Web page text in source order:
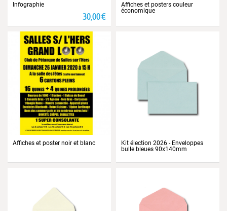
Infographie
Prix
30,00 €
Affiches et posters couleur
économique
Affiches et poster noir et blanc
Kit élection 2026 - Enveloppes
bulle bleues 90x140mm